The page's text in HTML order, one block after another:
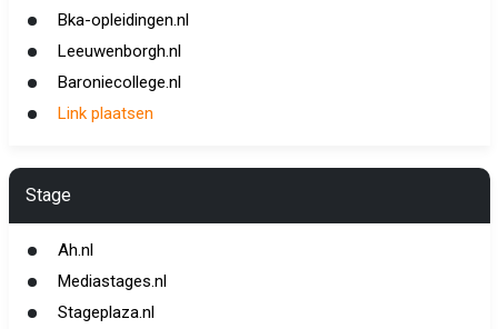
Bka-opleidingen.nl
Leeuwenborgh.nl
Baroniecollege.nl
Link plaatsen
Stage
Ah.nl
Mediastages.nl
Stageplaza.nl